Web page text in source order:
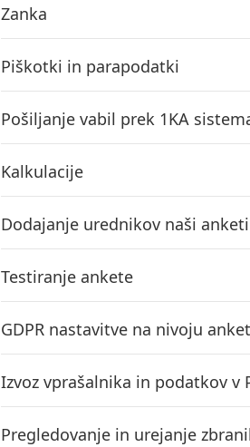
Zanka
Piškotki in parapodatki
Pošiljanje vabil prek 1KA
Kalkulacije
Dodajanje urednikov naši anketi
Testiranje ankete
GDPR nastavitve na nivoju
Izvoz vprašalnika in podatkov v
Pregledovanje in urejanje